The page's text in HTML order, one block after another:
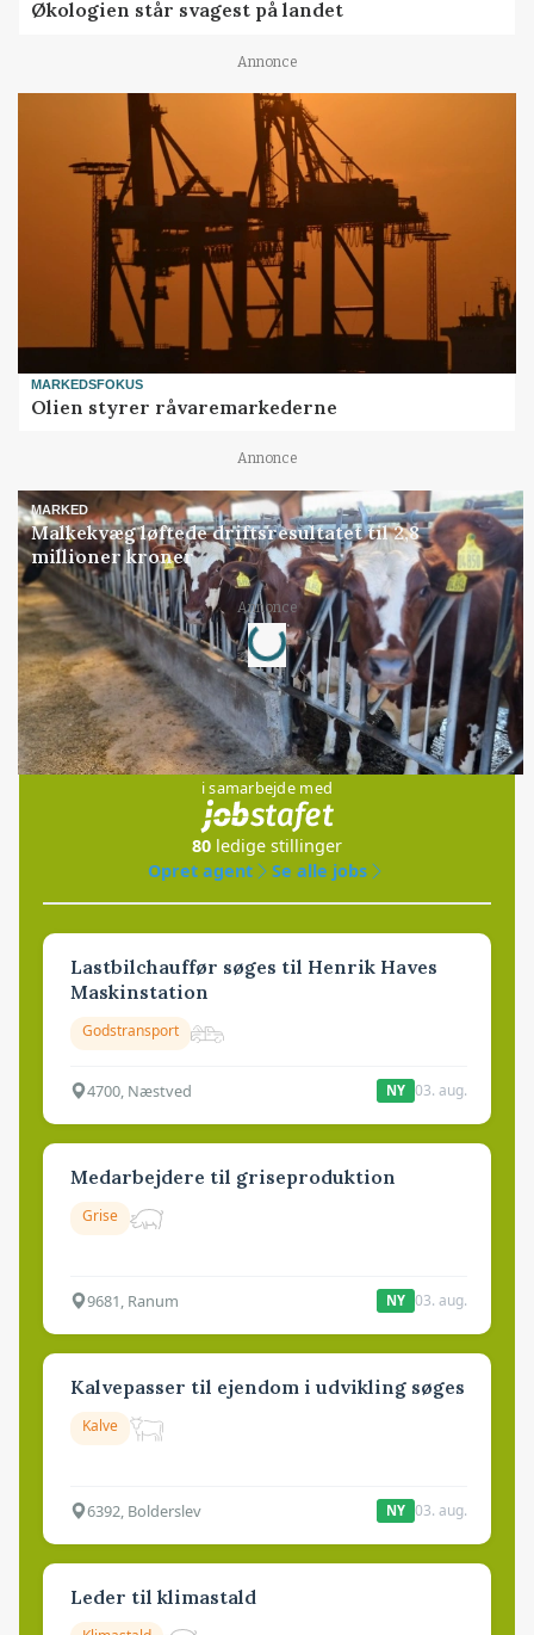
Økologien står svagest på landet
Annonce
MARKEDSFOKUS
Olien styrer råvaremarkederne
Annonce
MARKED
Malkekvæg løftede driftsresultatet til 2,8
millioner kroner
Annonce
Loading...
Jobs
i samarbejde med
80 ledige stillinger
Opret agent
Se alle jobs
Lastbilchauffør søges til Henrik Haves
Maskinstation
Godstransport
4700, Næstved NY 03. aug.
Medarbejdere til griseproduktion
Grise
9681, Ranum NY 03. aug.
Kalvepasser til ejendom i udvikling søges
Kalve
6392, Bolderslev NY 03. aug.
Leder til klimastald